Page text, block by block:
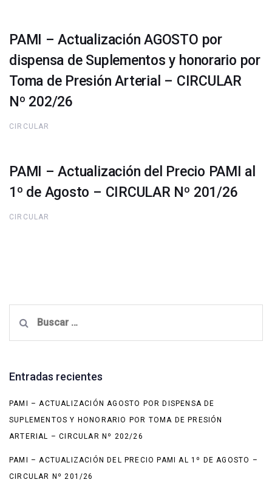
PAMI – Actualización AGOSTO por
dispensa de Suplementos y honorario por
Toma de Presión Arterial – CIRCULAR
Nº 202/26
CIRCULAR
PAMI – Actualización del Precio PAMI al
1º de Agosto – CIRCULAR Nº 201/26
CIRCULAR
Entradas recientes
PAMI – ACTUALIZACIÓN AGOSTO POR DISPENSA DE
SUPLEMENTOS Y HONORARIO POR TOMA DE PRESIÓN
ARTERIAL – CIRCULAR Nº 202/26
PAMI – ACTUALIZACIÓN DEL PRECIO PAMI AL 1º DE AGOSTO –
CIRCULAR Nº 201/26